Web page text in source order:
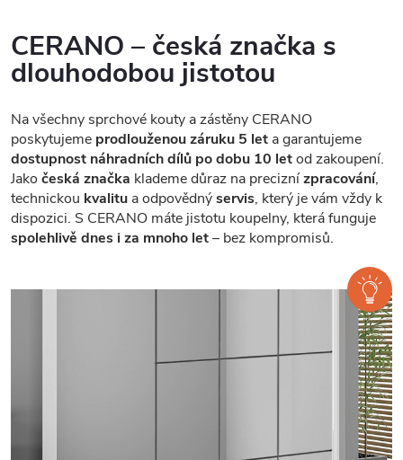
CERANO – česká značka s
dlouhodobou jistotou
Na všechny sprchové kouty a zástěny CERANO
poskytujeme prodlouženou záruku 5 let a garantujeme
dostupnost náhradních dílů po dobu 10 letod zakoupení.
Jako česká značka klademe důraz na preciznízpracování,
technickou kvalitu a odpovědnýservis, který je vám vždy k
dispozici. S CERANO máte jistotu koupelny, která funguje
spolehlivě dnes i za mnoho let– bez kompromisů.